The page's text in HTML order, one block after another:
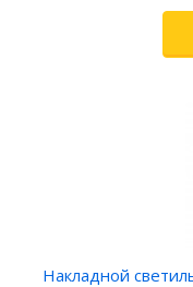
Накладной